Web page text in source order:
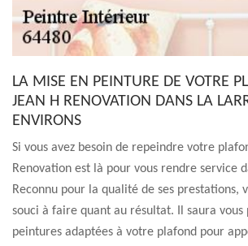
LA MISE EN PEINTURE DE VOTRE
JEAN H RENOVATION DANS LA
ENVIRONS
Si vous avez besoin de repeindre votre
Renovation est là pour vous rendre service
Reconnu pour la qualité de ses prestations,
souci à faire quant au résultat. Il saura vous
peintures adaptées à votre plafond pour